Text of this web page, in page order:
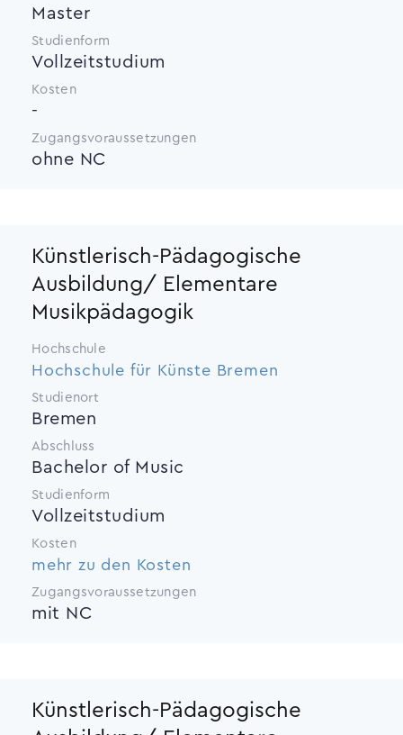
Master
Studienform
Vollzeitstudium
Kosten
-
Zugangsvoraussetzungen
ohne NC
Künstlerisch-Pädagogische
Ausbildung/ Elementare
Musikpädagogik
Hochschule
Hochschule für Künste Bremen
Studienort
Bremen
Abschluss
Bachelor of Music
Studienform
Vollzeitstudium
Kosten
mehr zu den Kosten
Zugangsvoraussetzungen
mit NC
Künstlerisch-Pädagogische